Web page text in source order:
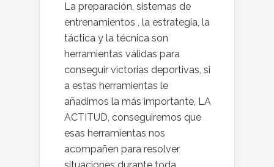
La preparación, sistemas de
entrenamientos , la estrategia, la
táctica y la técnica son
herramientas válidas para
conseguir victorias deportivas, si
a estas herramientas le
añadimos la más importante, LA
ACTITUD, conseguiremos que
esas herramientas nos
acompañen para resolver